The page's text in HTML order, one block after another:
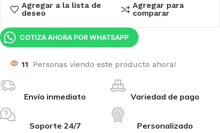
Agregar a la lista de
deseo
Agregar para
comparar
COTIZA AHORA POR WHATSAPP
11 Personas viendo este producto ahora!
Envío inmediato Variedad de pago
Soporte 24/7 Personalizado